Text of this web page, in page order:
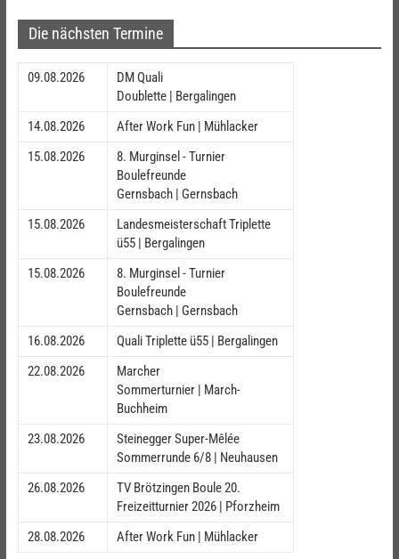
Die nächsten Termine
09.08.2026
DM Quali
Doublette | Bergalingen
14.08.2026
After Work Fun | Mühlacker
15.08.2026
8. Murginsel - Turnier
Boulefreunde
Gernsbach | Gernsbach
15.08.2026
Landesmeisterschaft Triplette
ü55 | Bergalingen
15.08.2026
8. Murginsel - Turnier
Boulefreunde
Gernsbach | Gernsbach
16.08.2026
Quali Triplette ü55 | Bergalingen
22.08.2026
Marcher
Sommerturnier | March-
Buchheim
23.08.2026
Steinegger Super-Mêlée
Sommerrunde 6/8 | Neuhausen
26.08.2026
TV Brötzingen Boule 20.
Freizeitturnier 2026 | Pforzheim
28.08.2026
After Work Fun | Mühlacker